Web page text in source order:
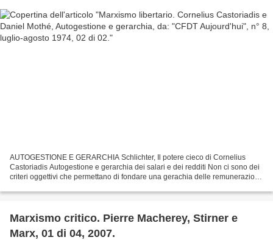
AUTOGESTIONE E GERARCHIA Schlichter, Il potere cieco di Cornelius
Castoriadis Autogestione e gerarchia dei salari e dei redditi Non ci sono dei
criteri oggettivi che permettano di fondare una gerachia delle remunerazioni.
Marxismo critico. Pierre Macherey, Stirner e
Marx, 01 di 04, 2007.